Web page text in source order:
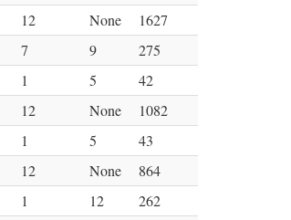
12 None
1627
7 9
275
1 5
42
12 None
1082
1 5
43
12 None
864
1 12
262